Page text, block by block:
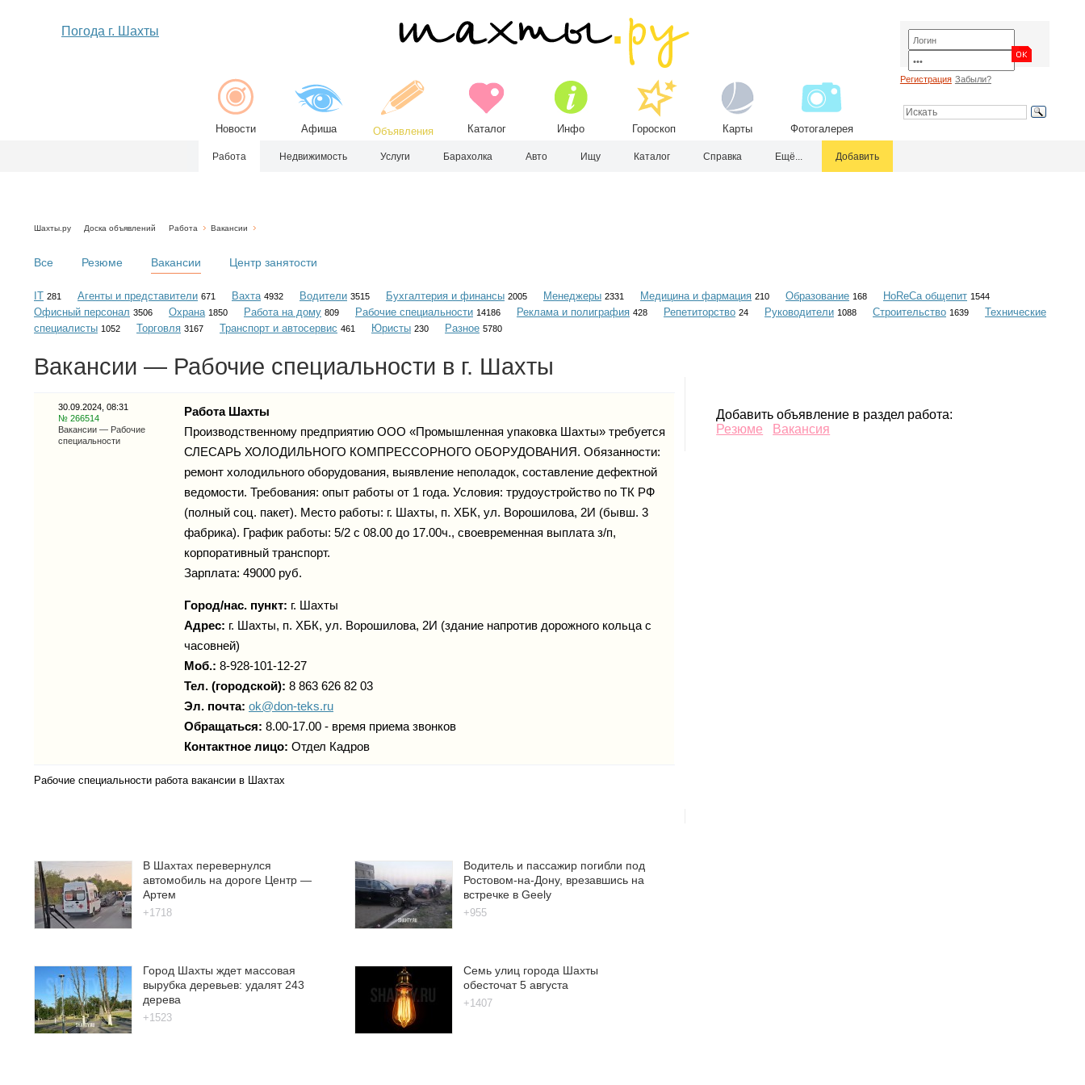
Погода г. Шахты
Новости Афиша Объявления Каталог Инфо Гороскоп Карты Фотогалерея
Регистрация Забыли?
Работа Недвижимость Услуги Барахолка Авто Ищу Каталог Справка Ещё... Добавить
Шахты.ру Доска объявлений Работа Вакансии
Все Резюме Вакансии Центр занятости
IT 281 Агенты и представители 671 Вахта 4932 Водители 3515 Бухгалтерия и финансы 2005 Менеджеры 2331 Медицина и фармация 210 Образование 168 HoReCa общепит 1544
Офисный персонал 3506 Охрана 1850 Работа на дому 809 Рабочие специальности 14186 Реклама и полиграфия 428 Репетиторство 24 Руководители 1088 Строительство 1639
Технические
специалисты 1052 Торговля 3167 Транспорт и автосервис 461 Юристы 230 Разное 5780
Вакансии — Рабочие специальности в г. Шахты
30.09.2024, 08:31
№ 266514
Вакансии — Рабочие
специальности
Работа Шахты
Производственному предприятию ООО «Промышленная упаковка Шахты» требуется
СЛЕСАРЬ ХОЛОДИЛЬНОГО КОМПРЕССОРНОГО ОБОРУДОВАНИЯ. Обязанности:
ремонт холодильного оборудования, выявление неполадок, составление дефектной
ведомости. Требования: опыт работы от 1 года. Условия: трудоустройство по ТК РФ
(полный соц. пакет). Место работы: г. Шахты, п. ХБК, ул. Ворошилова, 2И (бывш. 3
фабрика). График работы: 5/2 с 08.00 до 17.00ч., своевременная выплата з/п,
корпоративный транспорт.
Зарплата: 49000 руб.
Город/нас. пункт: г. Шахты
Адрес: г. Шахты, п. ХБК, ул. Ворошилова, 2И (здание напротив дорожного кольца с
часовней)
Моб.: 8-928-101-12-27
Тел. (городской): 8 863 626 82 03
Эл. почта: ok@don-teks.ru
Обращаться: 8.00-17.00 - время приема звонков
Контактное лицо: Отдел Кадров
Рабочие специальности работа вакансии в Шахтах
Добавить объявление в раздел работа:
Резюме
Вакансия
В Шахтах перевернулся
автомобиль на дороге Центр —
Артем
+1718
Водитель и пассажир погибли под
Ростовом-на-Дону, врезавшись на
встречке в Geely
+955
Город Шахты ждет массовая
вырубка деревьев: удалят 243
дерева
+1523
Семь улиц города Шахты
обесточат 5 августа
+1407